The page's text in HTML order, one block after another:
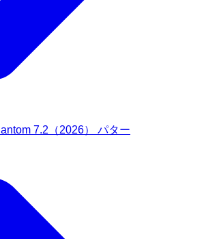
7.2（2026） パター